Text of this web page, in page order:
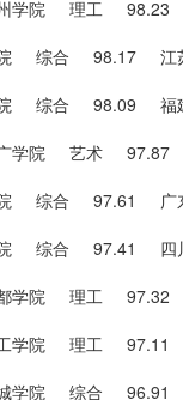
州学院 理工
院 综合 98.17
院 综合 98.09
广学院 艺术
院 综合 97.61
院 综合 97.41
都学院 理工
工学院 理工
城学院 综合